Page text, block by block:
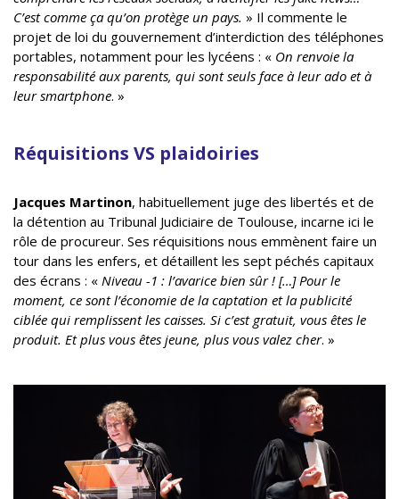
C’est comme ça qu’on protège un pays. » Il commente le
projet de loi du gouvernement d’interdiction des téléphones
portables, notamment pour les lycéens : « On renvoie la
responsabilité aux parents, qui sont seuls face à leur ado et à
leur smartphone. »
Réquisitions VS plaidoiries
Jacques Martinon, habituellement juge des libertés et de
la détention au Tribunal Judiciaire de Toulouse, incarne ici le
rôle de procureur. Ses réquisitions nous emmènent faire un
tour dans les enfers, et détaillent les sept péchés capitaux
des écrans : « Niveau -1 : l’avarice bien sûr ! […] Pour le
moment, ce sont l’économie de la captation et la publicité
ciblée qui remplissent les caisses. Si c’est gratuit, vous êtes le
produit. Et plus vous êtes jeune, plus vous valez cher. »